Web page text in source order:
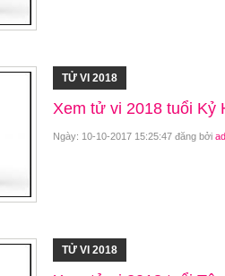
TỬ VI 2018
Xem tử vi 2018 tuổi Kỷ
Ngày: 10-10-2017 15:25:47 đăng bởi
TỬ VI 2018